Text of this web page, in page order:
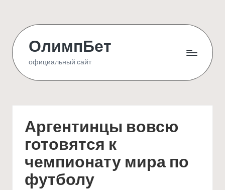
content
ОлимпБет
официальный сайт
Аргентинцы вовсю
готовятся к
чемпионату мира по
футболу